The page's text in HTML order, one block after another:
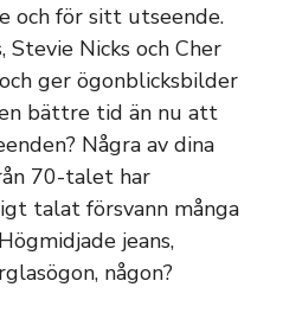
och för sitt utseende.
Stevie Nicks och Cher
ger ögonblicksbilder
bättre tid än nu att
Några av dina
70-talet har
talat försvann många
jeans,
någon?